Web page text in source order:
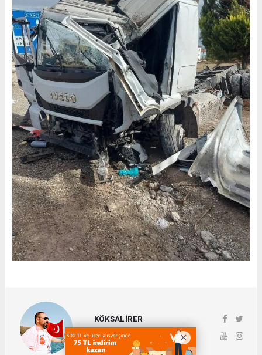
KÖKSAL İRER
koksalirer@gmail.com